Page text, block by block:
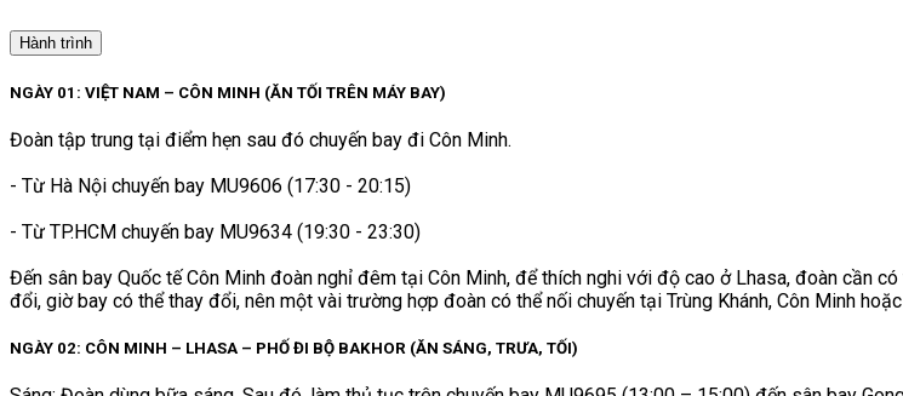
Hành trình
NGÀY 01: VIỆT NAM – CÔN MINH (ĂN TỐI TRÊN MÁY BAY)
Đoàn tập trung tại điểm hẹn sau đó chuyến bay đi Côn Minh.
- Từ Hà Nội chuyến bay MU9606 (17:30 - 20:15)
- Từ TP.HCM chuyến bay MU9634 (19:30 - 23:30)
Đến sân bay Quốc tế Côn Minh đoàn nghỉ đêm tại Côn Minh, để thích nghi với độ cao ở Lhasa, đoàn cần
đổi, giờ bay có thể thay đổi, nên một vài trường hợp đoàn có thể nối chuyến tại Trùng Khánh, Côn Minh
NGÀY 02: CÔN MINH – LHASA – PHỐ ĐI BỘ BAKHOR (ĂN SÁNG, TRƯA, TỐI)